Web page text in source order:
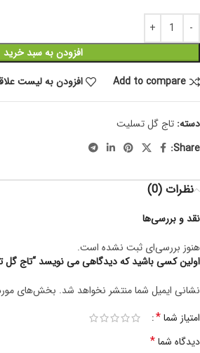
افزودن به سبد خرید
Add to compare
افزودن به لیست
دسته: تاج گل تسلیت
Share:
نظرات (0)
نقد و بررسی‌ها
هنوز بررسی‌ای ثبت نشده است.
اولین کسی باشید که دیدگاهی می نویسد “تاج گل
نشانی ایمیل شما منتشر نخواهد شد. بخش‌های
امتیاز شما*
دیدگاه شما*